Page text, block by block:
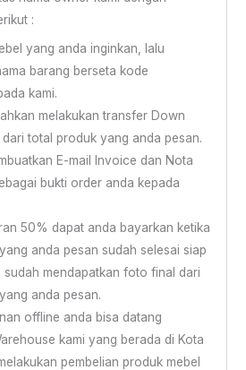
:
yang anda inginkan, lalu
barang berseta kode
kami.
melakukan transfer Down
total produk yang anda pesan.
E-mail Invoice dan Nota
bukti order anda kepada
50% dapat anda bayarkan ketika
anda pesan sudah selesai siap
sudah mendapatkan foto final dari
anda pesan.
offline anda bisa datang
kami yang berada di Kota
pembelian produk mebel